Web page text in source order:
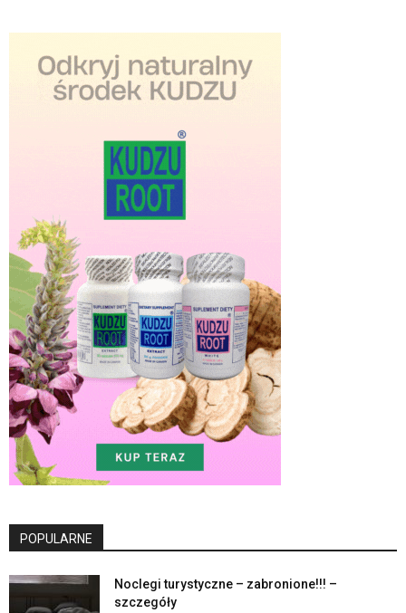
POPULARNE
Noclegi turystyczne – zabronione!!! –
szczegóły